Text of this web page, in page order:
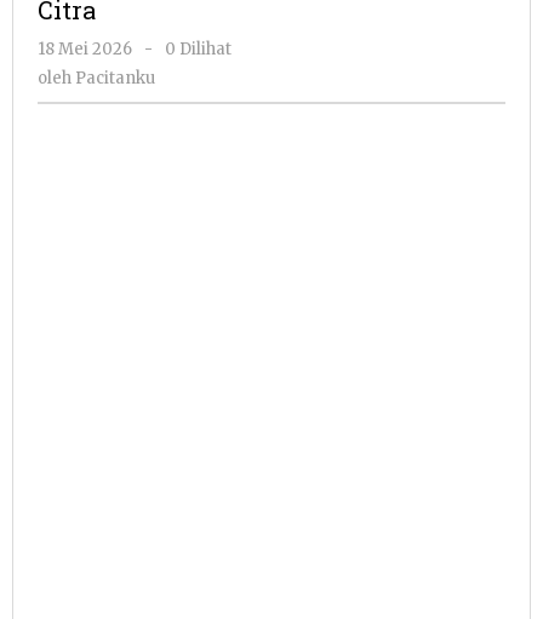
Citra
18 Mei 2026
oleh
Pacitanku
-
0 Dilihat
oleh Pacitanku